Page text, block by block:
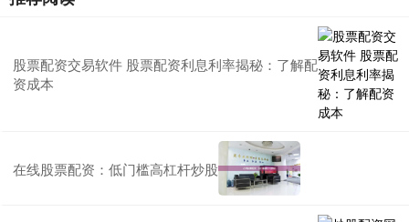
股票配资交易软件 股票配资利息利率揭秘：了解配
资成本
在线股票配资：低门槛高杠杆炒股